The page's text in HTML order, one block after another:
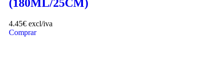
(180ML/25CM)
4.45€ excl/iva
Comprar